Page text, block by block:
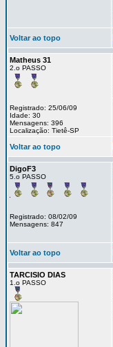
Voltar ao topo
Matheus 31
2.o PASSO
Registrado: 25/06/09
Idade: 30
Mensagens: 396
Localização: Tietê-SP
Voltar ao topo
DigoF3
5.o PASSO
Registrado: 08/02/09
Mensagens: 847
Voltar ao topo
TARCISIO DIAS
1.o PASSO